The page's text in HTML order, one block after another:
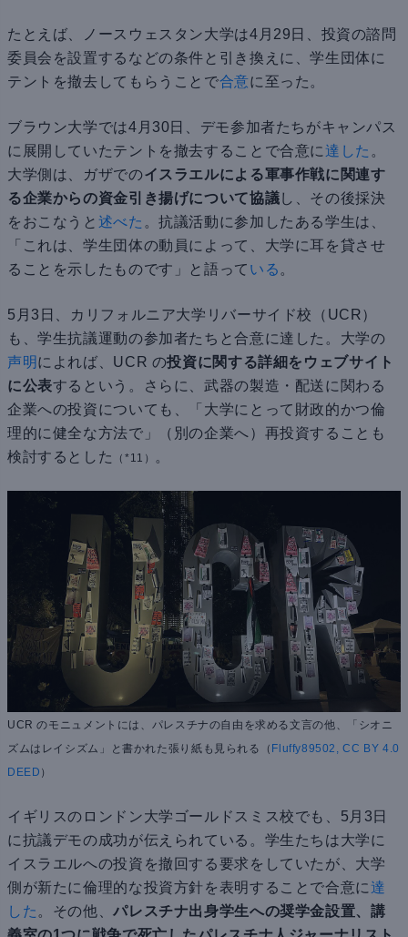
たとえば、ノースウェスタン大学は4月29日、投資の諮問
委員会を設置するなどの条件と引き換えに、学生団体に
テントを撤去してもらうことで合意に至った。
ブラウン大学では4月30日、デモ参加者たちがキャンパス
に展開していたテントを撤去することで合意に達した 。
大学側は、ガザでのイスラエルによる軍事作戦に関連す
る企業からの資金引き揚げについて協議し、その後採決
をおこなうと 述べた 。抗議活動に参加したある学生は、
「これは、学生団体の動員によって、大学に耳を貸させ
ることを示したものです」と語って いる 。
5月3日、カリフォルニア大学リバーサイド校（UCR）
も、学生抗議運動の参加者たちと合意に達した。大学の
声明によれば、UCR の投資に関する詳細をウェブサイト
に公表するという。さらに、武器の製造・配送に関わる
企業への投資についても、「大学にとって財政的かつ倫
理的に健全な方法で」（別の企業へ）再投資することも
検討するとした
（*11） 。
UCR のモニュメントには、パレスチナの自由を求める文言の他、「シオニ
ズムはレイシズム」と書かれた張り紙も見られる（ Fluffy89502, CC BY 4.0
DEED ）
イギリスのロンドン大学ゴールドスミス校でも、5月3日
に抗議デモの成功が伝えられている。学生たちは大学に
イスラエルへの投資を撤回する要求をしていたが、大学
側が新たに倫理的な投資方針を表明することで合意に達
した 。その他、パレスチナ出身学生への奨学金設置、講